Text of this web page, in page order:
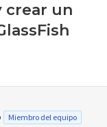
crear un
Miembro del equipo